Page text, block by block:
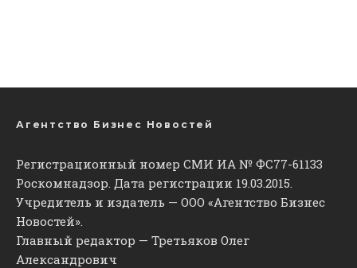
Агентство Бизнес Новостей
Регистрационный номер СМИ ИА № ФС77-61133
Роскомнадзор. Дата регистрации 19.03.2015.
Учредитель и издатель — ООО «Агентство Бизнес
Новостей».
Главный редактор — Третьяков Олег
Александрович